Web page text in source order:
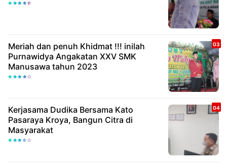
Meriah dan penuh Khidmat !!! inilah
Purnawidya Angakatan XXV SMK
Manusawa tahun 2023
Kerjasama Dudika Bersama Kato
Pasaraya Kroya, Bangun Citra di
Masyarakat